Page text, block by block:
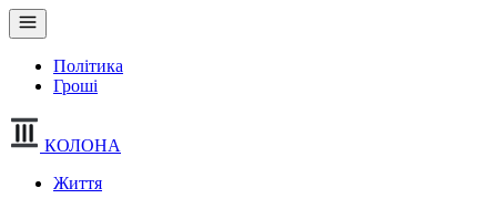
Політика
Гроші
КОЛОНА
Життя